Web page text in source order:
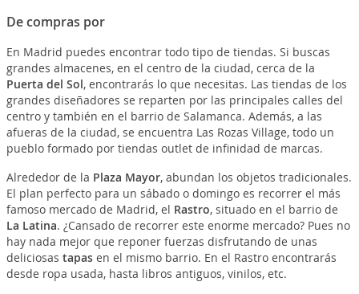
De compras por
En Madrid puedes encontrar todo tipo de tiendas. Si buscas
grandes almacenes, en el centro de la ciudad, cerca de la
Puerta del Sol, encontrarás lo que necesitas. Las tiendas de los
grandes diseñadores se reparten por las principales calles del
centro y también en el barrio de Salamanca. Además, a las
afueras de la ciudad, se encuentra Las Rozas Village, todo un
pueblo formado por tiendas outlet de infinidad de marcas.
Alrededor de la Plaza Mayor, abundan los objetos tradicionales.
El plan perfecto para un sábado o domingo es recorrer el más
famoso mercado de Madrid, el Rastro, situado en el barrio de
La Latina. ¿Cansado de recorrer este enorme mercado? Pues no
hay nada mejor que reponer fuerzas disfrutando de unas
deliciosas tapasen el mismo barrio. En el Rastro encontrarás
desde ropa usada, hasta libros antiguos, vinilos, etc.